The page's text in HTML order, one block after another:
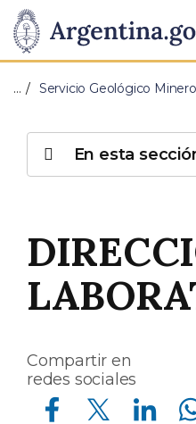
Presidencia
de
Nación
Pasar al contenido
… Servicio Geológico
Compartir en
redes sociales
Compartir en Facebook Compartir en Twitter Compartir en Linkedin Compartir en Whatsapp
En esta